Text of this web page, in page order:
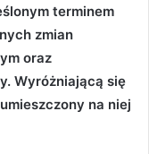
terminem
zmian
oraz
Wyróżniającą się
na niej